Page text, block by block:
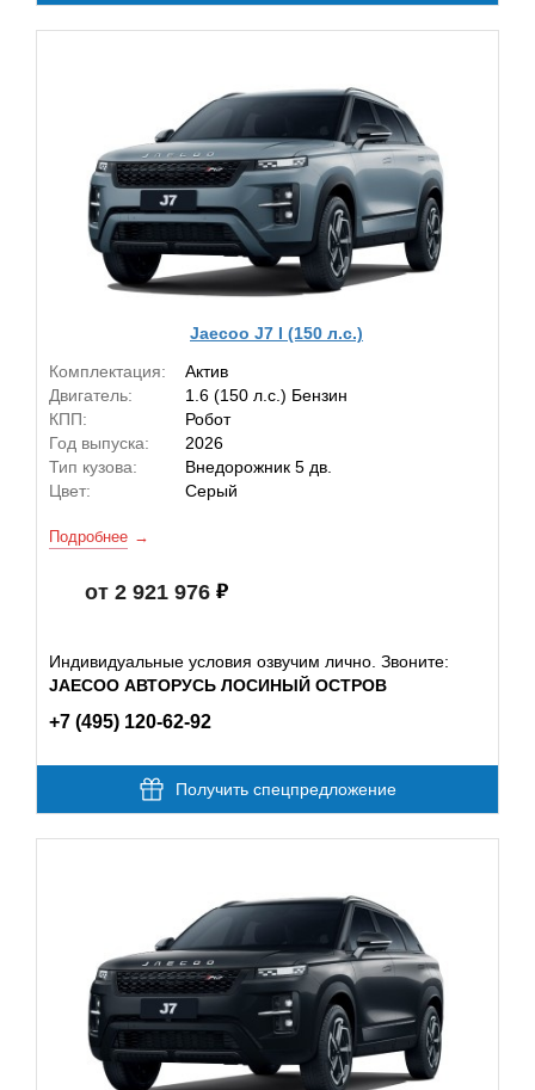
Jaecoo J7 I (150 л.с.)
Комплектация:
Актив
Двигатель:
1.6 (150 л.с.) Бензин
КПП:
Робот
Год выпуска:
2026
Тип кузова:
Внедорожник 5 дв.
Цвет:
Серый
Подробнее
от 2 921 976
Индивидуальные условия озвучим лично. Звоните:
JAECOO АВТОРУСЬ ЛОСИНЫЙ ОСТРОВ
+7 (495) 120-62-92
Получить спецпредложение